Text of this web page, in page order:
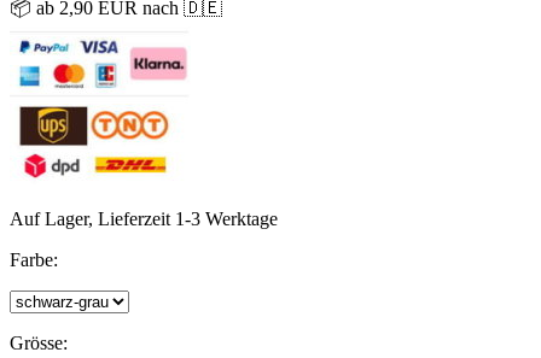
📦 ab 2,90 EUR nach 🇩🇪
Auf Lager, Lieferzeit 1-3 Werktage
Farbe:
Grösse: